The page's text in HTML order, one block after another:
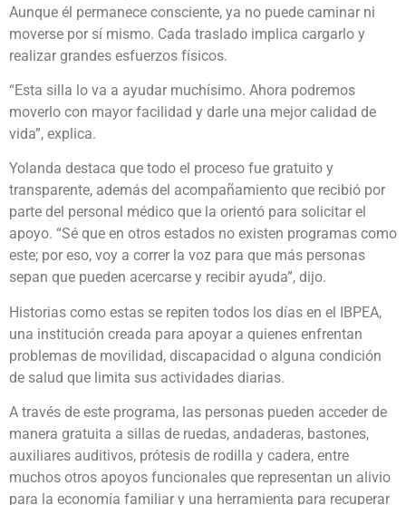
Aunque él permanece consciente, ya no puede caminar ni
moverse por sí mismo. Cada traslado implica cargarlo y
realizar grandes esfuerzos físicos.
“Esta silla lo va a ayudar muchísimo. Ahora podremos
moverlo con mayor facilidad y darle una mejor calidad de
vida”, explica.
Yolanda destaca que todo el proceso fue gratuito y
transparente, además del acompañamiento que recibió por
parte del personal médico que la orientó para solicitar el
apoyo. “Sé que en otros estados no existen programas como
este; por eso, voy a correr la voz para que más personas
sepan que pueden acercarse y recibir ayuda”, dijo.
Historias como estas se repiten todos los días en el IBPEA,
una institución creada para apoyar a quienes enfrentan
problemas de movilidad, discapacidad o alguna condición
de salud que limita sus actividades diarias.
A través de este programa, las personas pueden acceder de
manera gratuita a sillas de ruedas, andaderas, bastones,
auxiliares auditivos, prótesis de rodilla y cadera, entre
muchos otros apoyos funcionales que representan un alivio
para la economía familiar y una herramienta para recuperar